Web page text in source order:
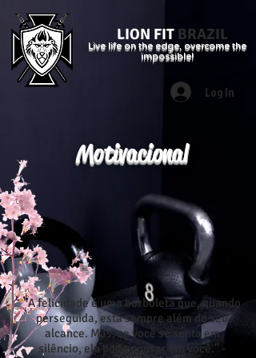
LION FIT BRAZIL
Live life on the edge, overcome the
impossible!
Log In
Motivacional
"A felicidade é uma borboleta que, quando
perseguida, está sempre além do seu
alcance. Mas, se você se senta em
silêncio, ela pode pousar em você." -